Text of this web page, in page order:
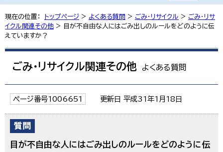
現在の位置： トップページ > よくある質問 > ごみ・リサイクル > ごみ・リサ
イクル関連その他 > 目が不自由な人にはごみ出しのルールをどのように伝
えていますか？
ごみ・リサイクル関連その他 よくある質問
ページ番号1006651 更新日 平成31年1月18日
目が不自由な人にはごみ出しのルールをどのように伝